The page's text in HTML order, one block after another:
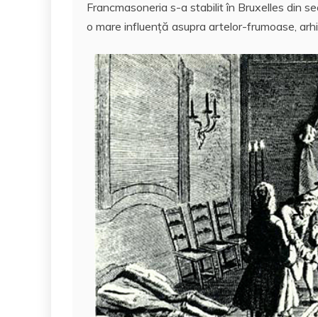
b
o
o
k
st r
dI
n
a
c
e
t
Francmasoneria s-a stabilit în Bruxelles din
o mare influenţă asupra artelor-frumoase,